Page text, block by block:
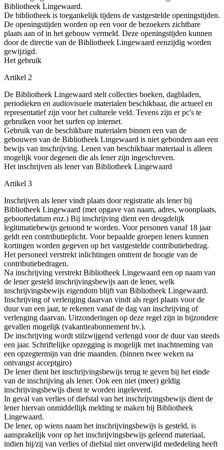
Bibliotheek Lingewaard.
De bibliotheek is toegankelijk tijdens de vastgestelde openingstijden.
De openingstijden worden op een voor de bezoekers zichtbare
plaats aan of in het gebouw vermeld. Deze openingstijden kunnen
door de directie van de Bibliotheek Lingewaard eenzijdig worden
gewijzigd.
Het gebruik
Artikel 2
De Bibliotheek Lingewaard stelt collecties boeken, dagbladen,
periodieken en audiovisuele materialen beschikbaar, die actueel en
representatief zijn voor het culturele veld. Tevens zijn er pc's te
gebruiken voor het surfen op internet.
Gebruik van de beschikbare materialen binnen een van de
gebouwen van de Bibliotheek Lingewaard is niet gebonden aan een
bewijs van inschrijving. Lenen van beschikbaar materiaal is alleen
mogelijk voor degenen die als lener zijn ingeschreven.
Het inschrijven als lener van Bibliotheek Lingewaard
Artikel 3
Inschrijven als lener vindt plaats door registratie als lener bij
Bibliotheek Lingewaard (met opgave van naam, adres, woonplaats,
geboortedatum enz.) Bij inschrijving dient een deugdelijk
legitimatiebewijs getoond te worden. Voor personen vanaf 18 jaar
geldt een contributieplicht. Voor bepaalde groepen leners kunnen
kortingen worden gegeven op het vastgestelde contributiebedrag.
Het personeel verstrekt inlichtingen omtrent de hoogte van de
contributiebedragen.
Na inschrijving verstrekt Bibliotheek Lingewaard een op naam van
de lener gesteld inschrijvingsbewijs aan de lener, welk
inschrijvingsbewijs eigendom blijft van Bibliotheek Lingewaard.
Inschrijving of verlenging daarvan vindt als regel plaats voor de
duur van een jaar, te rekenen vanaf de dag van inschrijving of
verlenging daarvan. Uitzonderingen op deze regel zijn in bijzondere
gevallen mogelijk (vakantieabonnement bv.).
De inschrijving wordt stilzwijgend verlengd voor de duur van steeds
een jaar. Schriftelijke opzegging is mogelijk met inachtneming van
een opzegtermijn van drie maanden. (binnen twee weken na
ontvangst acceptgiro)
De lener dient het inschrijvingsbewijs terug te geven bij het einde
van de inschrijving als lener. Ook een niet (meer) geldig
inschrijvingsbewijs dient te worden ingeleverd.
In geval van verlies of diefstal van het inschrijvingsbewijs dient de
lener hiervan onmiddellijk melding te maken bij Bibliotheek
Lingewaard.
De lener, op wiens naam het inschrijvingsbewijs is gesteld, is
aansprakelijk voor op het inschrijvingsbewijs geleend materiaal,
indien hij/zij van verlies of diefstal niet onverwijld mededeling heeft